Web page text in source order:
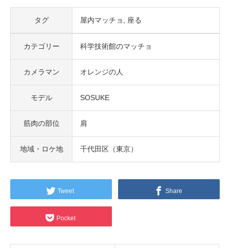
タグ 屋内マッチョ 座る
カテゴリー 科学技術館のマッチョ
カメラマン オレンジの人
モデル SOSUKE
筋肉の部位 肩
地域・ロケ地 千代田区（東京）
Tweet Share
Pocket